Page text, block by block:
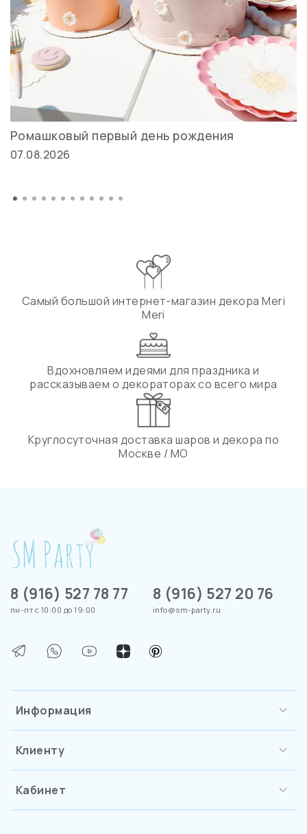
Ромашковый первый день рождения
07.08.2026
Самый большой интернет-магазин декора Meri
Meri
Вдохновляем идеями для праздника и
рассказываем о декораторах со всего мира
Круглосуточная доставка шаров и декора по
Москве / МО
Информация
Клиенту
Кабинет
8 (916) 527 78 77
пн-пт с 10:00 до 19:00
8 (916) 527 20 76
info@sm-party.ru